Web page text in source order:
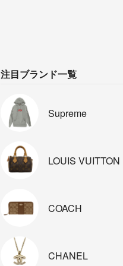
注目ブランド一覧
Supreme
LOUIS VUITTON
COACH
CHANEL